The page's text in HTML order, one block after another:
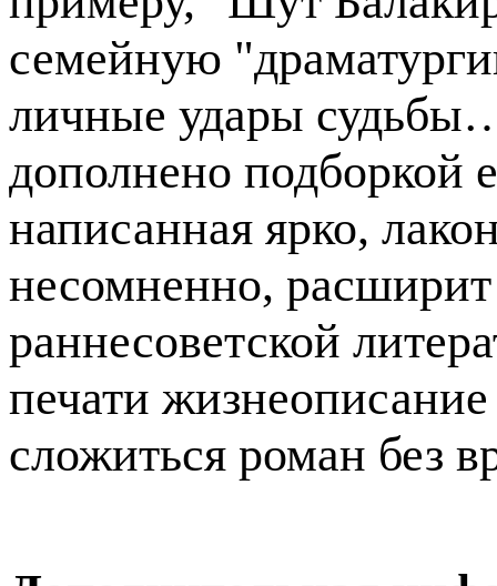
семейную
личные удары
дополнено подборкой
написанная ярко,
несомненно, расширит
раннесоветской
печати
сложиться роман без